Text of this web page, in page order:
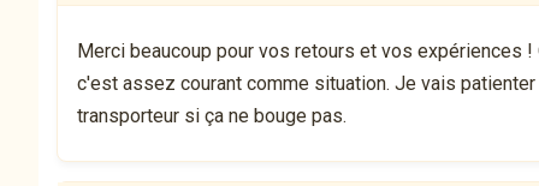
Merci beaucoup pour vos retours et vos expériences !
c'est assez courant comme situation. Je vais
transporteur si ça ne bouge pas.